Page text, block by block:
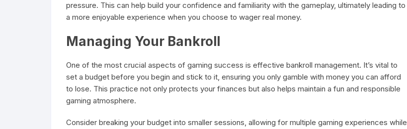
pressure. This can help build your confidence and familiarity with the gameplay, ultimately leading to
a more enjoyable experience when you choose to wager real money.
Managing Your Bankroll
One of the most crucial aspects of gaming success is effective bankroll management. It’s vital to
set a budget before you begin and stick to it, ensuring you only gamble with money you can afford
to lose. This practice not only protects your finances but also helps maintain a fun and responsible
gaming atmosphere.
Consider breaking your budget into smaller sessions, allowing for multiple gaming experiences while